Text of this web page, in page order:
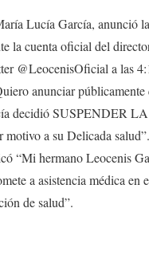
Lucía García, anunció
la cuenta oficial del
@LeocenisOficial a las
anunciar
decidió SUSPENDER
a su Delicada
“Mi hermano Leocenis
a asistencia médica
de salud”.